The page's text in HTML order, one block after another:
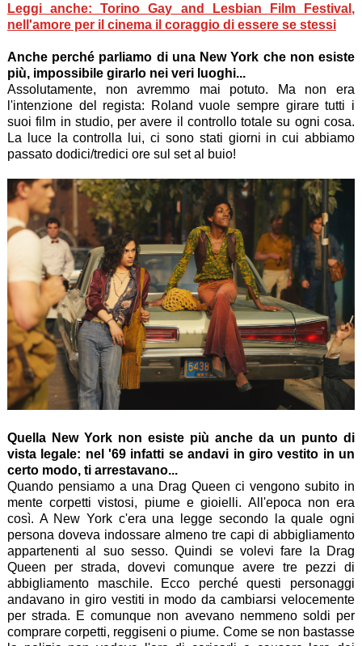
Leggi anche: Torino Gay and Lesbian Film Festival,
nell'amore per il cinema il coraggio di essere se stessi
Anche perché parliamo di una New York che non esiste
più, impossibile girarlo nei veri luoghi...
Assolutamente, non avremmo mai potuto. Ma non era
l'intenzione del regista: Roland vuole sempre girare tutti i
suoi film in studio, per avere il controllo totale su ogni cosa.
La luce la controlla lui, ci sono stati giorni in cui abbiamo
passato dodici/tredici ore sul set al buio!
Quella New York non esiste più anche da un punto di
vista legale: nel '69 infatti se andavi in giro vestito in un
certo modo, ti arrestavano...
Quando pensiamo a una Drag Queen ci vengono subito in
mente corpetti vistosi, piume e gioielli. All'epoca non era
così. A New York c'era una legge secondo la quale ogni
persona doveva indossare almeno tre capi di abbigliamento
appartenenti al suo sesso. Quindi se volevi fare la Drag
Queen per strada, dovevi comunque avere tre pezzi di
abbigliamento maschile. Ecco perché questi personaggi
andavano in giro vestiti in modo da cambiarsi velocemente
per strada. E comunque non avevano nemmeno soldi per
comprare corpetti, reggiseni o piume. Come se non bastasse